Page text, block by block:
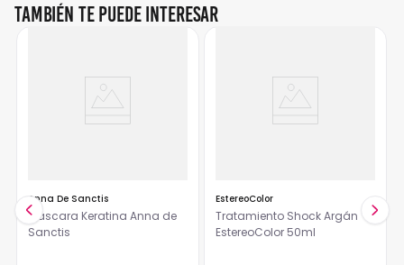
También te puede interesar
Anna De Sanctis
Máscara Keratina Anna de
Sanctis
EstereoColor
Tratamiento Shock Argán
EstereoColor 50ml